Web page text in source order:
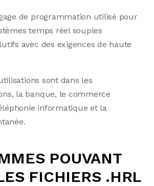
de programmation utilisé pour
temps réel souples
avec des exigences de haute
sont dans les
la banque, le commerce
informatique et la
POUVANT
FICHIERS .HRL